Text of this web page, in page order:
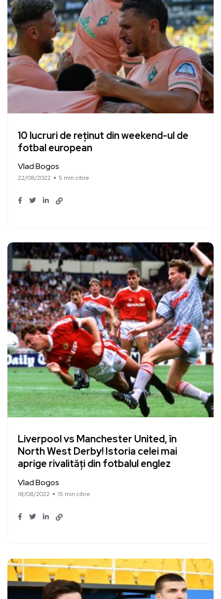
10 lucruri de reținut din weekend-ul de
fotbal european
Vlad Bogos
22/08/2022 5 min citire
Liverpool vs Manchester United, în
North West Derby! Istoria celei mai
aprige rivalități din fotbalul englez
Vlad Bogos
18/08/2022 15 min citire